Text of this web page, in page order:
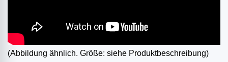
(Abbildung ähnlich. Größe: siehe Produktbeschreibung)